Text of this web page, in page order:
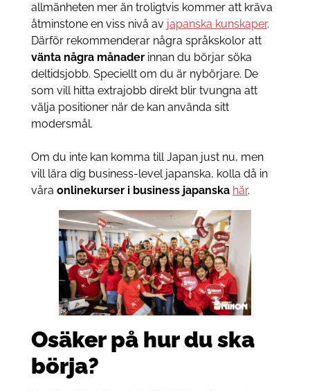
allmänheten mer än troligtvis kommer att kräva
åtminstone en viss nivå av japanska kunskaper.
Därför rekommenderar några språkskolor att
vänta några månaderinnan du börjar söka
deltidsjobb. Speciellt om du är nybörjare. De
som vill hitta extrajobb direkt blir tvungna att
välja positioner när de kan använda sitt
modersmål.
Om du inte kan komma till Japan just nu, men
vill lära dig business-level japanska, kolla då in
våra onlinekurser i business japanska här.
Osäker på hur du ska
börja?